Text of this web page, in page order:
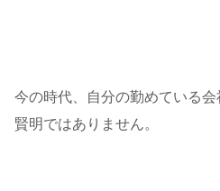
今の時代、自分の勤めている会
賢明ではありません。